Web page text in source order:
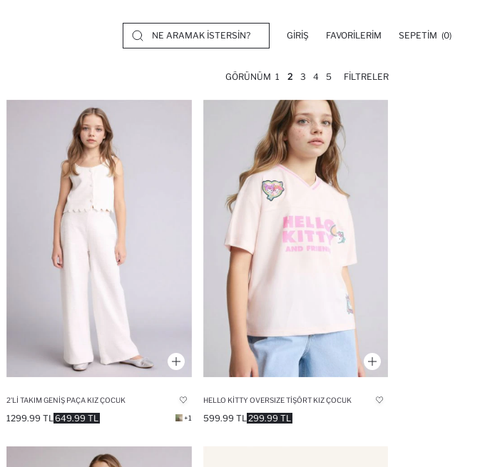
GIRIŞ FAVORILERIM SEPETIM (0)
GÖRÜNÜM 1 2 3 4 5 FILTRELER
2'LI TAKIM GENIŞ PAÇA KIZ ÇOCUK
649.99 TL
1299.99 TL +1
HELLO KITTY OVERSIZE TIŞÖRT KIZ ÇOCUK
299.99 TL
599.99 TL